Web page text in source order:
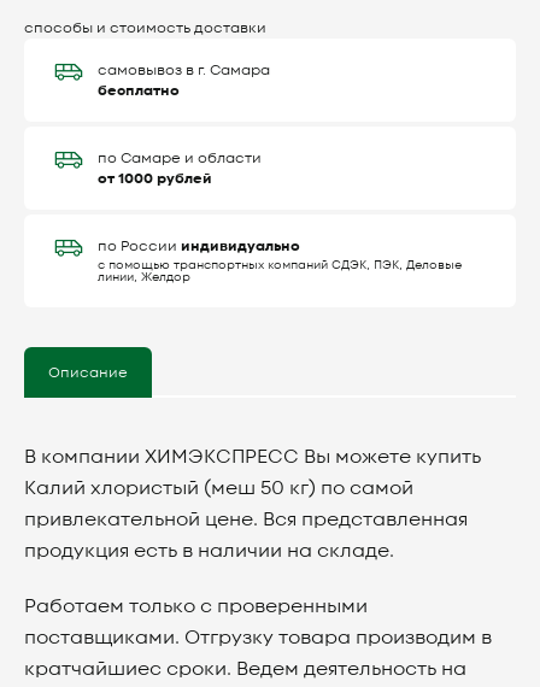
способы и стоимость доставки
самовывоз в г. Самара
бесплатно
по Самаре и области
от 1000 рублей
по России индивидуально
с помощью транспортных компаний СДЭК, ПЭК, Деловые
линии, Желдор
Описание
В компании ХИМЭКСПРЕСС Вы можете купить
Калий хлористый (меш 50 кг) по самой
привлекательной цене. Вся представленная
продукция есть в наличии на складе.
Работаем только с проверенными
поставщиками. Отгрузку товара производим в
кратчайшиес сроки. Ведем деятельность на